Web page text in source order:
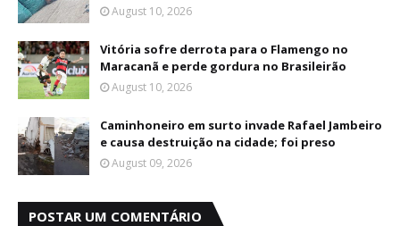
August 10, 2026
Vitória sofre derrota para o Flamengo no
Maracanã e perde gordura no Brasileirão
August 10, 2026
Caminhoneiro em surto invade Rafael Jambeiro
e causa destruição na cidade; foi preso
August 09, 2026
POSTAR UM COMENTÁRIO